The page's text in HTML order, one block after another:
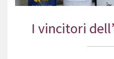
I vincitori